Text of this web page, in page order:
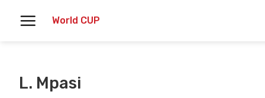
World CUP
L. Mpasi